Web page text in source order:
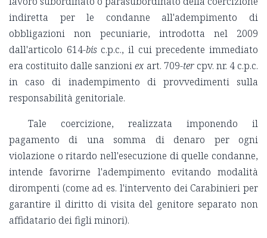
indiretta per le condanne all'adempimento di
obbligazioni non pecuniarie, introdotta nel 2009
dall'articolo 614-bisc.p.c., il cui precedente immediato
era costituito dalle sanzioniexart. 709-tercpv. nr. 4 c.p.c.
in caso di inadempimento di provvedimenti sulla
responsabilità genitoriale.
Tale coercizione, realizzata imponendo il
pagamento di una somma di denaro per ogni
violazione o ritardo nell'esecuzione di quelle condanne,
intende favorirne l'adempimento evitando modalità
dirompenti (come ad es. l'intervento dei Carabinieri per
garantire il diritto di visita del genitore separato non
affidatario dei figli minori).